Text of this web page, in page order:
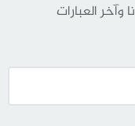
العبارات